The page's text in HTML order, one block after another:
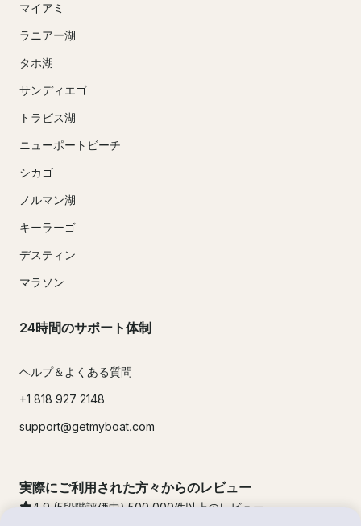
マイアミ
ラニアー湖
タホ湖
サンディエゴ
トラビス湖
ニューポートビーチ
シカゴ
ノルマン湖
キーラーゴ
デスティン
マラソン
24時間のサポート体制
ヘルプ＆よくある質問
+1 818 927 2148
support@getmyboat.com
実際にご利用された方々からのレビュー
4.9 (5段階評価中) 500,000件以上のレビュー